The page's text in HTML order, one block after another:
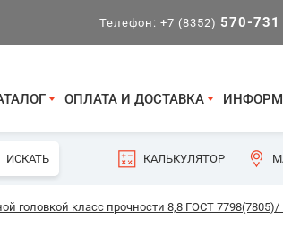
Телефон: +7 (8352) 570-731
ОПЛАТА И ДОСТАВКА
КАЛЬКУЛЯТОР
головкой класс прочности 8,8 ГОСТ 7798(7805)/